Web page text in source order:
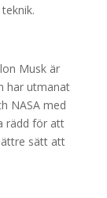
Musk är
har utmanat
NASA med
rädd för att
sätt att